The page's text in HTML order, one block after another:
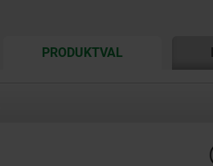
PRODUKTVAL